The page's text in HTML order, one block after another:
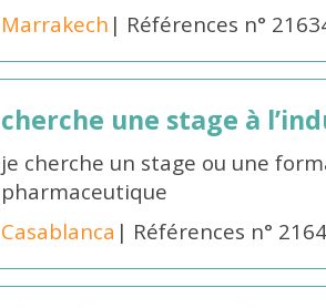
Marrakech | Références n°
cherche une stage à
je cherche un stage ou une
pharmaceutique
Casablanca | Références n°